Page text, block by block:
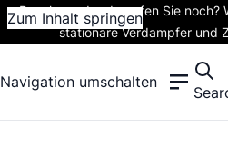
Zum Inhalt springen
Rauchen oder dampfen Sie noch?
stationäre Verdampfer und
Navigation umschalten